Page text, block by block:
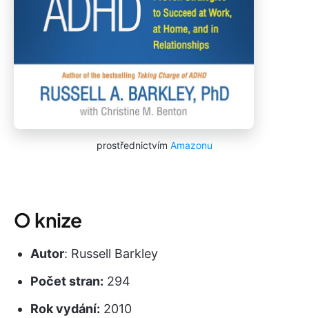
prostřednictvím Amazonu
O knize
Autor: Russell Barkley
Počet stran: 294
Rok vydání: 2010